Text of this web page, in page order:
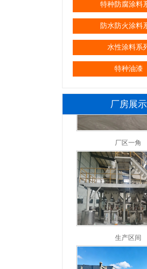
特种防腐涂料
防水防火涂料
水性涂料系
特种油漆
厂房展示
生产区间
生产区间